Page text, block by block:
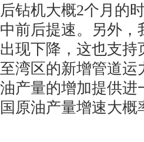
后钻机大概2个月的
中前后提速。另外
出现下降，这也支持
至湾区的新增管道运
油产量的增加提供进
国原油产量增速大概